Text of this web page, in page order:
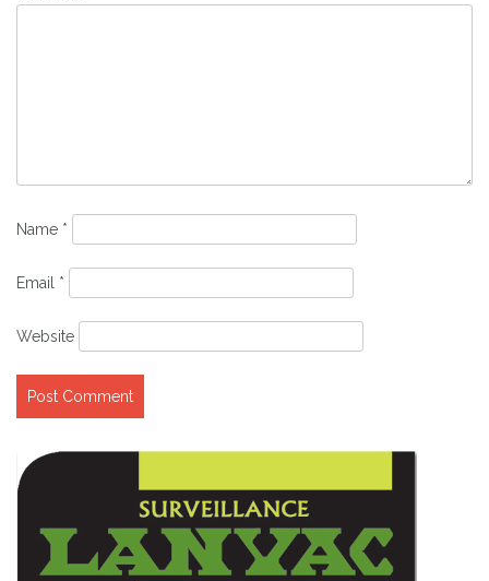
Name *
Email *
Website